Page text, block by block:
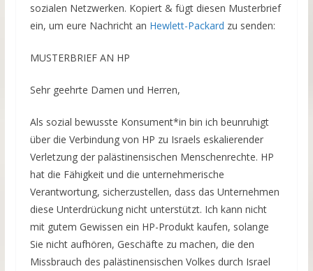
sozialen Netzwerken. Kopiert & fügt diesen Musterbrief
ein, um eure Nachricht an Hewlett-Packard zu senden:
MUSTERBRIEF AN HP
Sehr geehrte Damen und Herren,
Als sozial bewusste Konsument*in bin ich beunruhigt
über die Verbindung von HP zu Israels eskalierender
Verletzung der palästinensischen Menschenrechte. HP
hat die Fähigkeit und die unternehmerische
Verantwortung, sicherzustellen, dass das Unternehmen
diese Unterdrückung nicht unterstützt. Ich kann nicht
mit gutem Gewissen ein HP-Produkt kaufen, solange
Sie nicht aufhören, Geschäfte zu machen, die den
Missbrauch des palästinensischen Volkes durch Israel